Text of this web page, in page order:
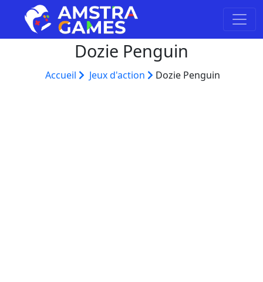
Dozie Penguin
Accueil Jeux d'action Dozie Penguin